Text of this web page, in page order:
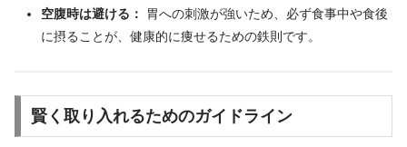
空腹時は避ける：
胃への刺激が強いため、必ず食事中や食後
に摂ることが、健康的に痩せるための鉄則です。
賢く取り入れるためのガイドライン